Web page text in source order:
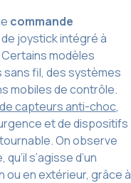
commande
joystick intégré à
Certains modèles
fil, des systèmes
mobiles de contrôle.
capteurs anti-choc,
et de dispositifs
On observe
s’agisse d’un
ou en extérieur, grâce à